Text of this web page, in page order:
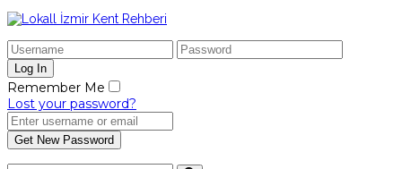
Remember Me
Lost your password?